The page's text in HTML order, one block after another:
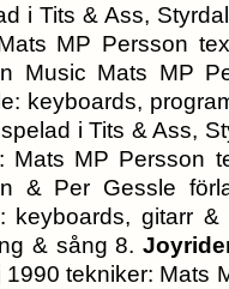
i Tits & Ass,
MP Persson
Music Mats MP
keyboards,
i Tits & Ass,
Mats MP Persson
& Per Gessle
keyboards, gitarr &
& sång 8.
tekniker: Mats